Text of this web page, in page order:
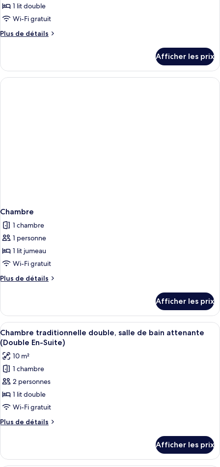
1 lit double
Wi-Fi gratuit
Plus de détails
Plus
Chambre
Afficher les prix
Chambre
1 chambre
1 personne
1 lit jumeau
Wi-Fi gratuit
Plus de détails
Plus
Chambre
Afficher les prix
Afficher
toutes
les
photos
pour
ce
type
de
chambre :
Chambre
double,
salle
Un lit bien fait, avec une tête de lit,
4
Chambre traditionnelle double, salle de bain attenante
(Double En-Suite)
10 m²
1 chambre
2 personnes
1 lit double
Wi-Fi gratuit
Plus de détails
Plus
Chambre
Afficher les prix